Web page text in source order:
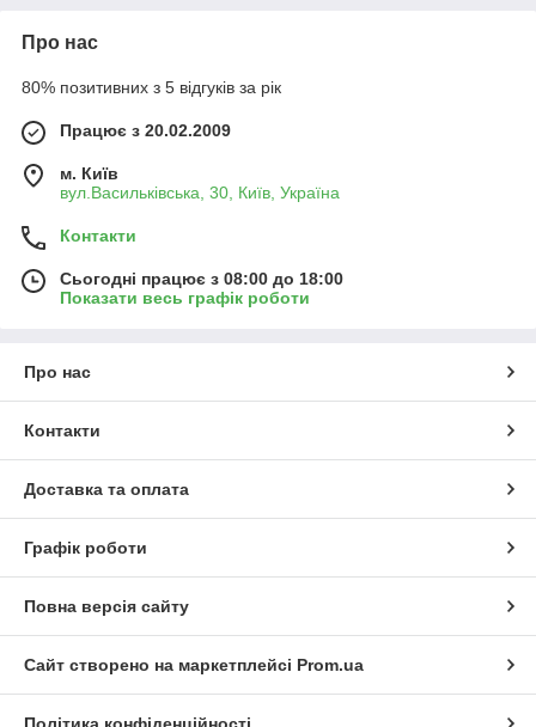
Про нас
80% позитивних з 5 відгуків за рік
Працює з 20.02.2009
м. Київ
вул.Васильківська, 30, Київ, Україна
Контакти
Сьогодні працює з 08:00 до 18:00
Показати весь графік роботи
Про нас
Контакти
Доставка та оплата
Графік роботи
Повна версія сайту
Сайт створено на маркетплейсі Prom.ua